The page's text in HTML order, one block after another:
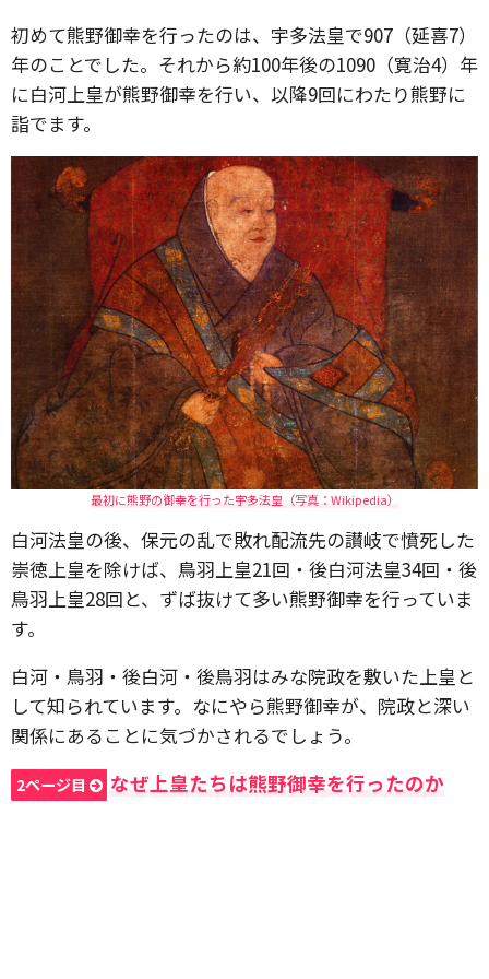
初めて熊野御幸を行ったのは、宇多法皇で907（延喜7）
年のことでした。それから約100年後の1090（寛治4）年
に白河上皇が熊野御幸を行い、以降9回にわたり熊野に
詣でます。
最初に熊野の御幸を行った宇多法皇（写真：Wikipedia）
白河法皇の後、保元の乱で敗れ配流先の讃岐で憤死した
崇徳上皇を除けば、鳥羽上皇21回・後白河法皇34回・後
鳥羽上皇28回と、ずば抜けて多い熊野御幸を行っていま
す。
白河・鳥羽・後白河・後鳥羽はみな院政を敷いた上皇と
して知られています。なにやら熊野御幸が、院政と深い
関係にあることに気づかされるでしょう。
2ページ目 なぜ上皇たちは熊野御幸を行ったのか